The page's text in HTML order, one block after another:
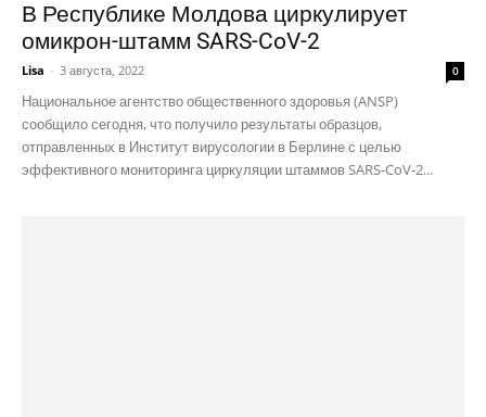
В Республике Молдова циркулирует
омикрон-штамм SARS-CoV-2
Lisa - 3 августа, 2022 0
Национальное агентство общественного здоровья (ANSP)
сообщило сегодня, что получило результаты образцов,
отправленных в Институт вирусологии в Берлине с целью
эффективного мониторинга циркуляции штаммов SARS-CoV-2...